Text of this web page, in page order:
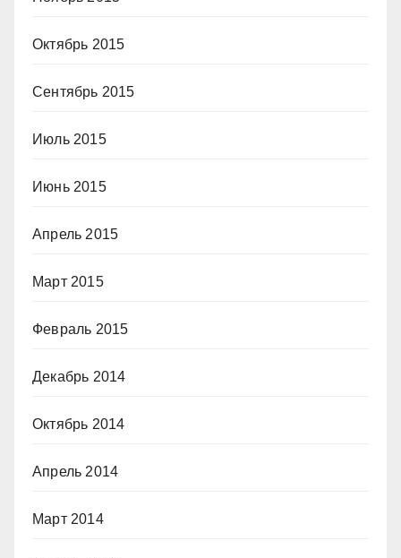
Октябрь 2015
Сентябрь 2015
Июль 2015
Июнь 2015
Апрель 2015
Март 2015
Февраль 2015
Декабрь 2014
Октябрь 2014
Апрель 2014
Март 2014